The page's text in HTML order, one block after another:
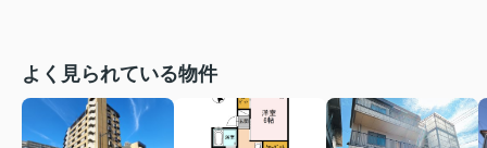
よく見られている物件